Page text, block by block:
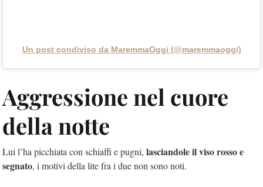
Un post condiviso da MaremmaOggi (@maremmaoggi)
Aggressione nel cuore
della notte
Lui l’ha picchiata con schiaffi e pugni, lasciandole il viso rosso e
segnato, i motivi della lite fra i due non sono noti.